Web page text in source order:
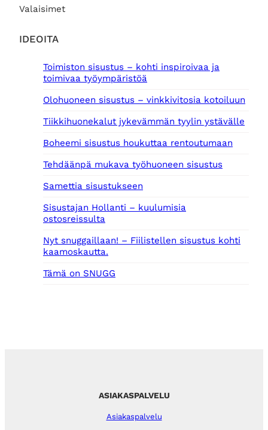
Valaisimet
IDEOITA
Toimiston sisustus – kohti inspiroivaa ja
toimivaa työympäristöä
Olohuoneen sisustus – vinkkivitosia kotoiluun
Tiikkihuonekalut jykevämmän tyylin ystävälle
Boheemi sisustus houkuttaa rentoutumaan
Tehdäänpä mukava työhuoneen sisustus
Samettia sisustukseen
Sisustajan Hollanti – kuulumisia
ostosreissulta
Nyt snuggaillaan! – Fiilistellen sisustus kohti
kaamoskautta.
Tämä on SNUGG
ASIAKASPALVELU
Asiakaspalvelu